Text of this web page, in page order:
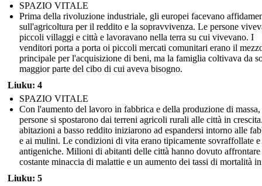
SPAZIO VITALE
Prima della rivoluzione industriale, gli europei facevano
sull'agricoltura per il reddito e la sopravvivenza. Le persone
piccoli villaggi e città e lavoravano nella terra su cui vivevano. I
venditori porta a porta oi piccoli mercati comunitari erano il
principale per l'acquisizione di beni, ma la famiglia coltivava da
maggior parte del cibo di cui aveva bisogno.
Liuku: 4
SPAZIO VITALE
Con l'aumento del lavoro in fabbrica e della produzione di massa,
persone si spostarono dai terreni agricoli rurali alle città in
abitazioni a basso reddito iniziarono ad espandersi intorno alle
e ai mulini. Le condizioni di vita erano tipicamente sovraffollate e
antigeniche. Milioni di abitanti delle città hanno dovuto affrontare
costante minaccia di malattie e un aumento dei tassi di mortalità
Liuku: 5